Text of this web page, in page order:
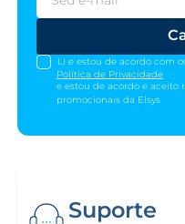
Li e estou de acordo com
Política de Privacidade
e estou de acordo e aceito
promocionais da Elsys
Suporte